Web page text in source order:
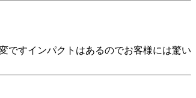
ですインパクトはあるのでお客様には驚い